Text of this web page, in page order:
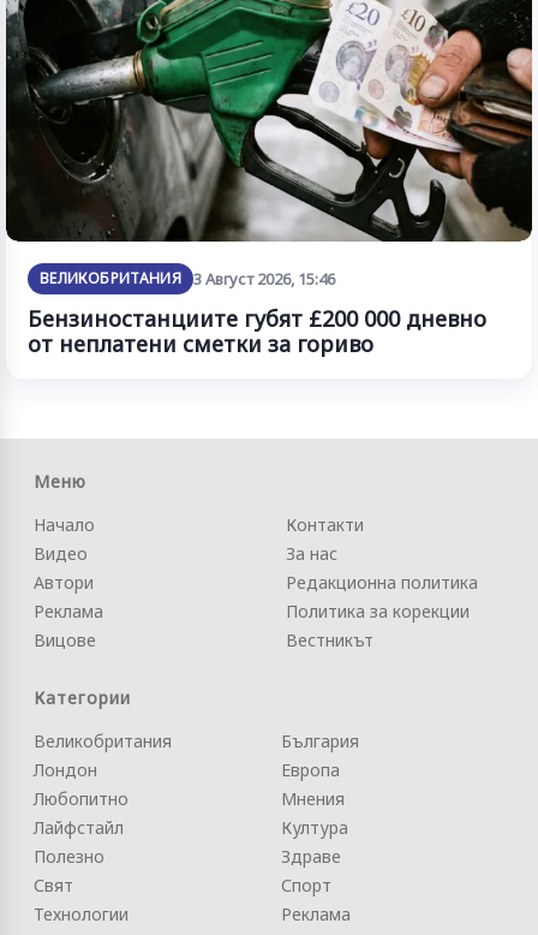
ВЕЛИКОБРИТАНИЯ 3 Август 2026, 15:46
Бензиностанциите губят £200 000 дневно
от неплатени сметки за гориво
Меню
Начало
Видео
Автори
Реклама
Вицове
Контакти
За нас
Редакционна политика
Политика за корекции
Вестникът
Категории
Великобритания
Лондон
Любопитно
Лайфстайл
Полезно
Свят
Технологии
България
Европа
Мнения
Култура
Здраве
Спорт
Реклама